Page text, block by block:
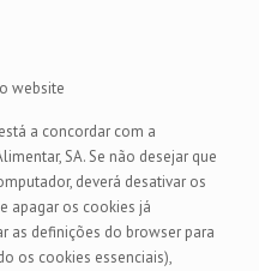
website
a concordar com a
SA. Se não desejar que
deverá desativar os
apagar os cookies já
as definições do browser para
os cookies essenciais),